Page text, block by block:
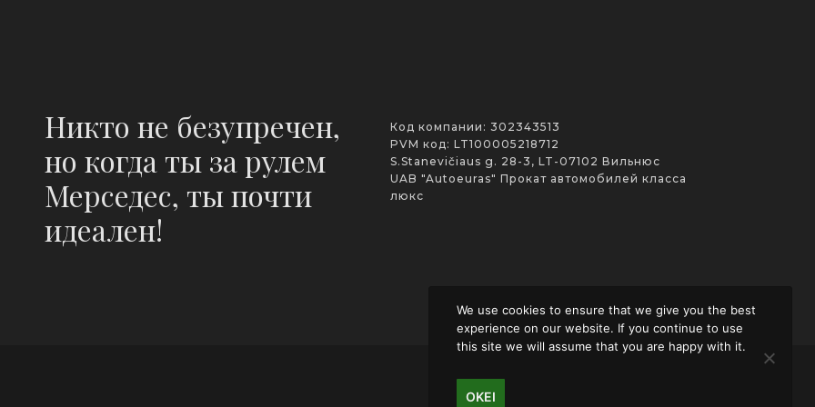
Никто не безупречен,
но когда ты за рулем
Мерседес, ты почти
идеален!
Код компании: 302343513
PVM код: LT100005218712
S.Stanevičiaus g. 28-3, LT-07102 Вильнюс
UAB "Autoeuras" Прокат автомобилей класса
люкс
We use cookies to ensure that we give you the best
experience on our website. If you continue to use
this site we will assume that you are happy with it.
OKEI